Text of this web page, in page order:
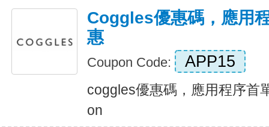
Coggles優惠碼，應用
惠
Coupon Code: APP15
coggles優惠碼，應用程序首
on